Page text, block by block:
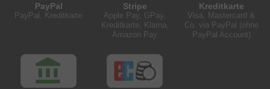
PayPal
PayPal, Kreditkarte
Stripe
Apple Pay, GPay,
Kreditkarte, Klarna,
Amazon Pay
Kreditkarte
Visa, Mastercard &
Co. via PayPal (ohne
PayPal Account)